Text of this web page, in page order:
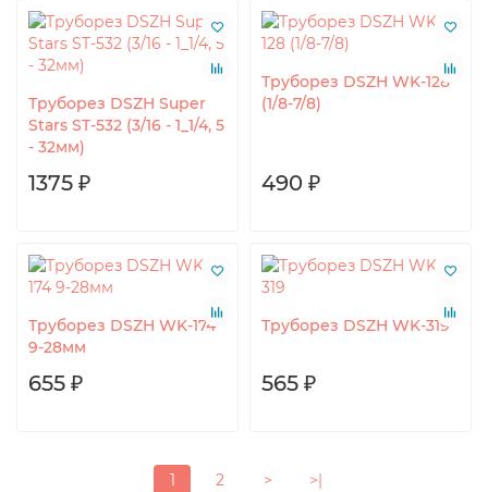
Труборез DSZH Super
Stars ST-532 (3/16 - 1_1/4, 5
- 32мм)
1375 ₽
Труборез DSZH WK-128
(1/8-7/8)
490 ₽
Труборез DSZH WK-174
9-28мм
655 ₽
Труборез DSZH WK-319
565 ₽
1 2 > >|